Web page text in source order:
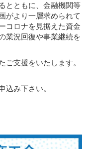
とともに、金融機関等
がより一層求められて
コロナを見据えた資金
業況回復や事業継続を
ご支援をいたします。
込み下さい。